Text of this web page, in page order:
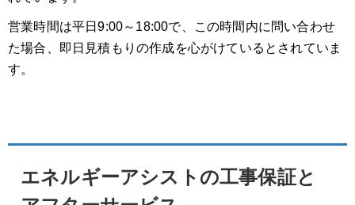
営業時間は平日9:00～18:00で、この時間内に問い合わせ
た場合、即日見積もりの作成を心がけているとされていま
す。
エネルギーアシストの工事保証と